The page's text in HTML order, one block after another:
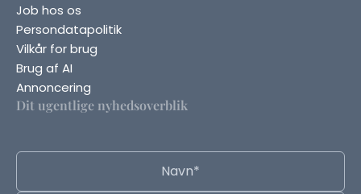
Job hos os
Persondatapolitik
Vilkår for brug
Brug af AI
Annoncering
Dit ugentlige nyhedsoverblik